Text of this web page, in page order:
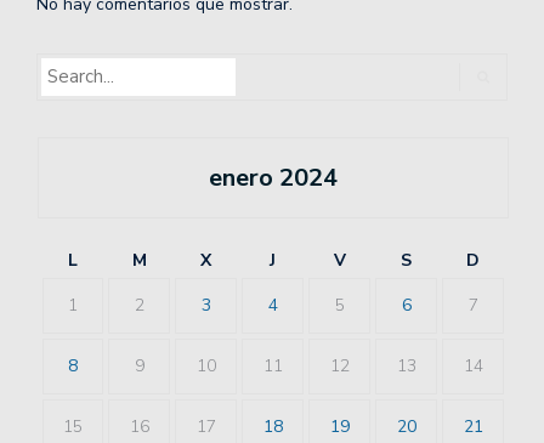
enero 2024
L M X J V S
D
1
2 3 4 5 6 7
8 9 10 11 12 13 14
15 16 17 18 19 20 21